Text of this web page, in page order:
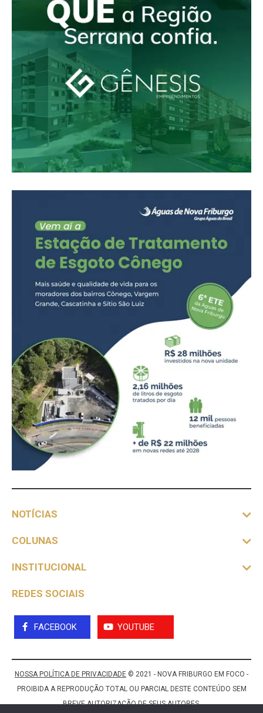
NOTÍCIAS
COLUNAS
INSTITUCIONAL
REDES SOCIAIS
FACEBOOK YOUTUBE
NOSSA POLÍTICA DE PRIVACIDADE © 2021 - NOVA FRIBURGO EM FOCO -
PROIBIDA A REPRODUÇÃO TOTAL OU PARCIAL DESTE CONTEÚDO SEM
BREVE AUTORIZAÇÃO DE SEUS AUTORES.